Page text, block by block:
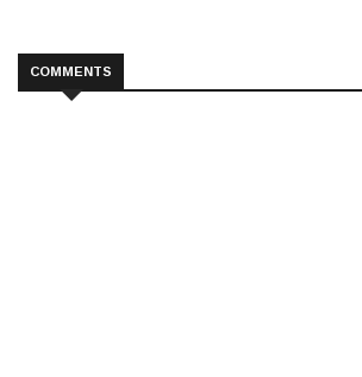
COMMENTS